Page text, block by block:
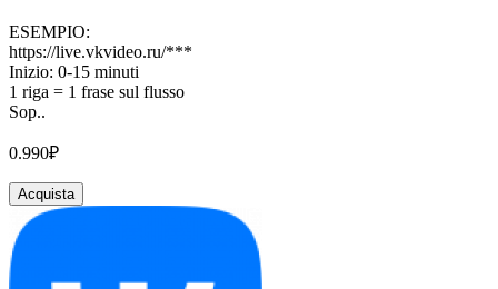
ESEMPIO:
https://live.vkvideo.ru/***
Inizio: 0-15 minuti
1 riga = 1 frase sul flusso
Sop..
0.990₽
Acquista